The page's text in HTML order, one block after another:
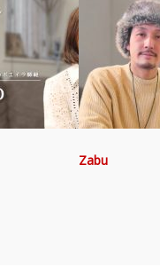
Zabu